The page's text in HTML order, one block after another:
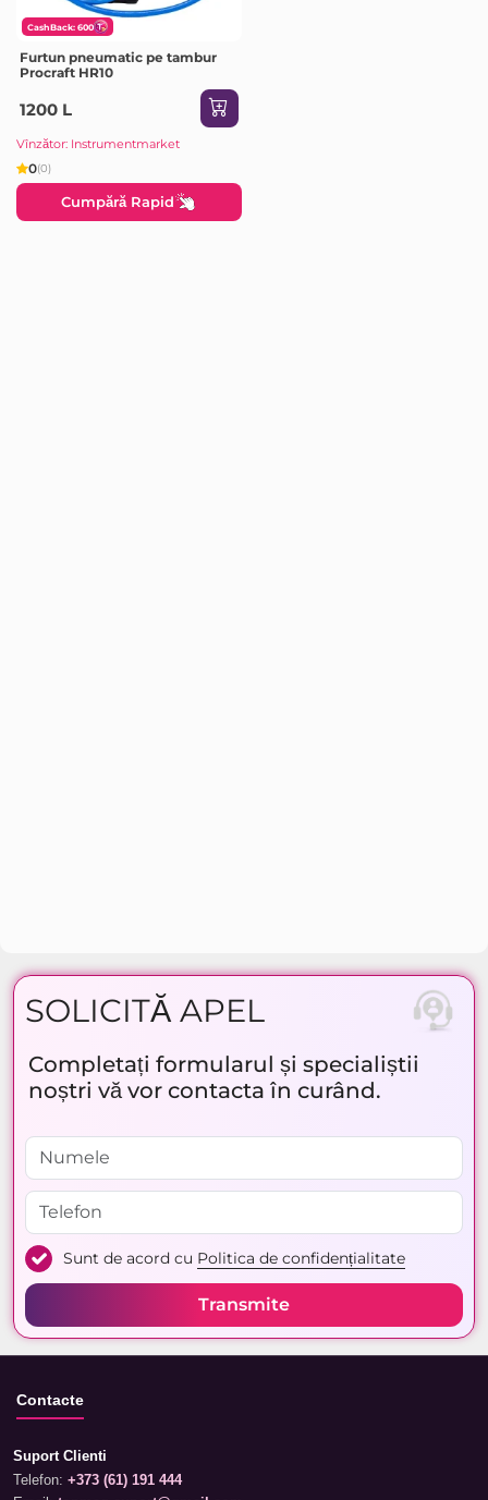
CashBack: 600
Furtun pneumatic pe tambur
Procraft HR10
1200 L
Vînzător: Instrumentmarket
0(0)
Cumpără Rapid
SOLICITĂ APEL
Completați formularul și specialiștii
noștri vă vor contacta în curând.
Sunt de acord cu Politica de confidențialitate
Transmite
Contacte
Suport Clienti
Telefon: +373 (61) 191 444